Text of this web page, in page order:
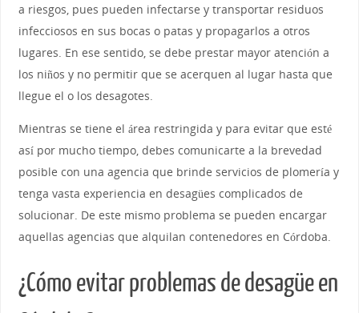
a riesgos, pues pueden infectarse y transportar residuos
infecciosos en sus bocas o patas y propagarlos a otros
lugares. En ese sentido, se debe prestar mayor atención a
los niños y no permitir que se acerquen al lugar hasta que
llegue el o los desagotes.
Mientras se tiene el área restringida y para evitar que esté
así por mucho tiempo, debes comunicarte a la brevedad
posible con una agencia que brinde servicios de plomería y
tenga vasta experiencia en desagües complicados de
solucionar. De este mismo problema se pueden encargar
aquellas agencias que alquilan contenedores en Córdoba.
¿Cómo evitar problemas de desagüe en